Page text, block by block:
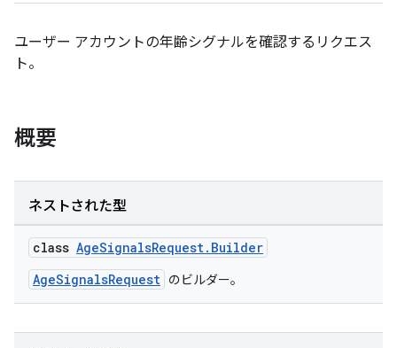
ユーザー アカウントの年齢シグナルを確認するリクエス
ト。
概要
ネストされた型
class AgeSignalsRequest.Builder
AgeSignalsRequest のビルダー。